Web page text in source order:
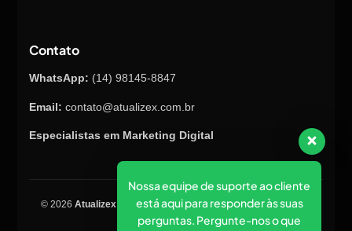
Contato
WhatsApp: (14) 98145-8847
Email: contato@atualizex.com.br
Especialistas em Marketing Digital
© 2026 Atualizex Marketing & Performance. Todos os direitos
reservados.
Nossa equipe de suporte ao cliente
está aqui para responder às suas
perguntas. Pergunte-nos o que